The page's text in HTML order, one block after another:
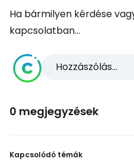
Ha bármilyen kérdése
kapcsolatban...
Hozzászólás...
0 megjegyzések
Kapcsolódó témák